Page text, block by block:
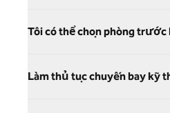
Tôi có thể chọn phòng trước
Làm thủ tục chuyến bay kỹ